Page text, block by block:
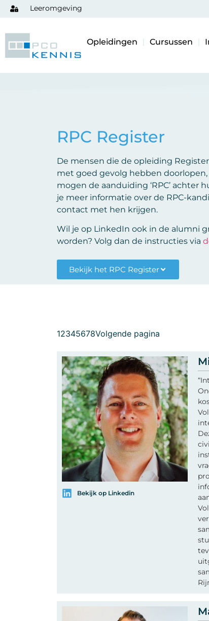
Leeromgeving
Opleidingen Cursussen
RPC Register
De mensen die de opleiding
met goed gevolg hebben
mogen de aanduiding ‘RPC’ achter
je meer informatie over de RPC-
contact met hen krijgen.
Wil je op LinkedIn ook in de alumni
worden? Volg dan de instructies via
Bekijk het RPC Register
12345678Volgende pagina
Bekijk op Linkedin